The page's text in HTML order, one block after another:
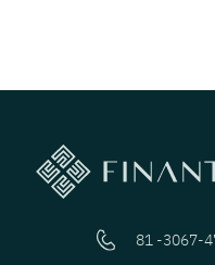
81 -3067-